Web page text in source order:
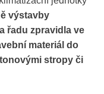
výstavby
řadu zpravidla ve
materiál do
stropy či